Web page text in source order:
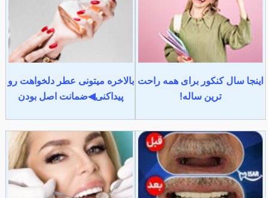
اینجا سال کنکور برای همه راحت
ترین ساله!
بالاخره میتونی عطر دلخواهت رو
پیداکنی◀ضمانت اصل بودن